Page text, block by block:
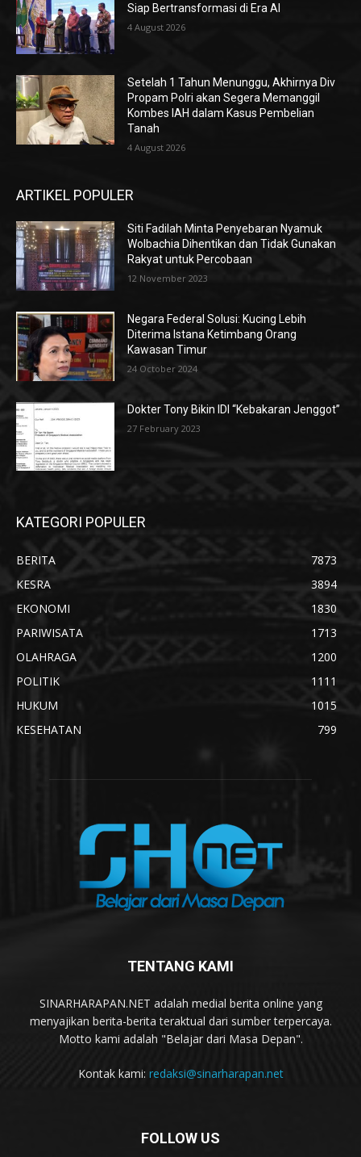
Siap Bertransformasi di Era AI
4 August 2026
Setelah 1 Tahun Menunggu, Akhirnya Div
Propam Polri akan Segera Memanggil
Kombes IAH dalam Kasus Pembelian
Tanah
4 August 2026
ARTIKEL POPULER
Siti Fadilah Minta Penyebaran Nyamuk
Wolbachia Dihentikan dan Tidak Gunakan
Rakyat untuk Percobaan
12 November 2023
Negara Federal Solusi: Kucing Lebih
Diterima Istana Ketimbang Orang
Kawasan Timur
24 October 2024
Dokter Tony Bikin IDI “Kebakaran Jenggot”
27 February 2023
KATEGORI POPULER
BERITA
7873
KESRA
3894
EKONOMI
1830
PARIWISATA
1713
OLAHRAGA
1200
POLITIK
1111
HUKUM
1015
KESEHATAN
799
TENTANG KAMI
SINARHARAPAN.NET adalah medial berita online yang
menyajikan berita-berita teraktual dari sumber terpercaya.
Motto kami adalah "Belajar dari Masa Depan".
Kontak kami: redaksi@sinarharapan.net
FOLLOW US